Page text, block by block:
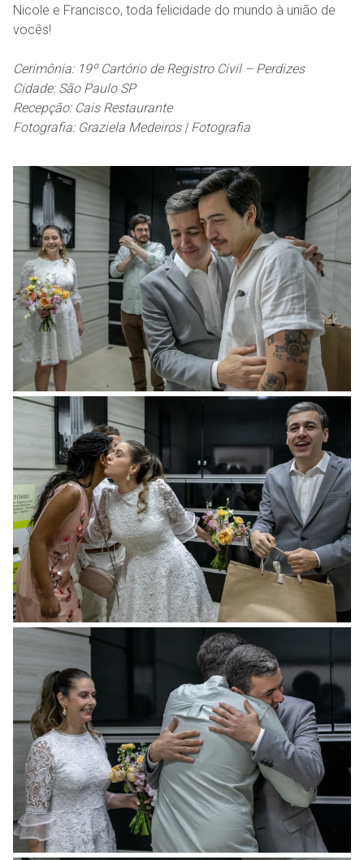
Nicole e Francisco, toda felicidade do mundo à união de
vocês!
Cerimônia:19º Cartório de Registro Civil – Perdizes
Cidade: São Paulo SP
Recepção: Cais Restaurante
Fotografia: Graziela Medeiros | Fotografia